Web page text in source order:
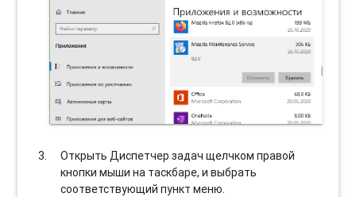
Открыть Диспетчер задач щелчком правой
кнопки мыши на таскбаре, и выбрать
соотвeтствующий пункт меню.